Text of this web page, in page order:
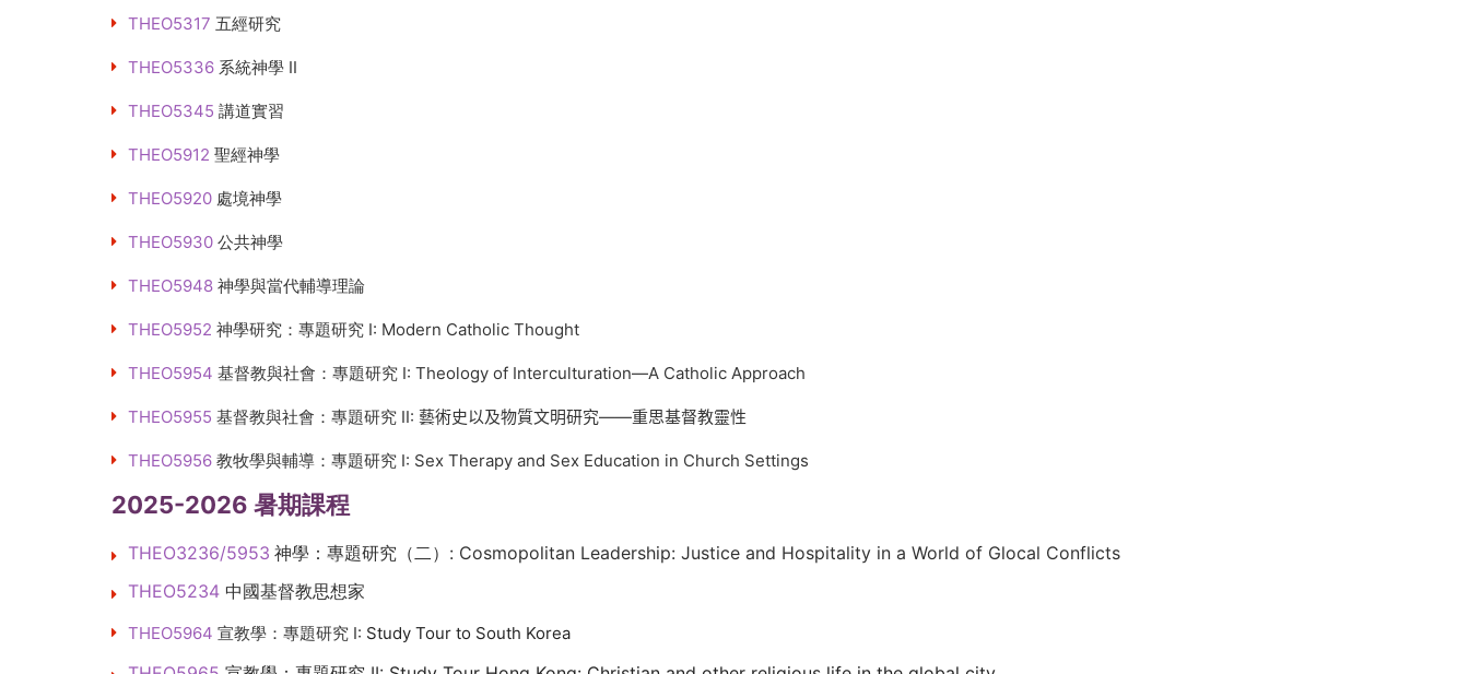
THEO5317 五經研究
THEO5336 系統神學 II
THEO5345 講道實習
THEO5912 聖經神學
THEO5920 處境神學
THEO5930 公共神學
THEO5948 神學與當代輔導理論
THEO5952 神學研究：專題研究 I: Modern Catholic Thought
THEO5954 基督教與社會：專題研究 I: Theology of Interculturation—A Catholic Approach
THEO5955 基督教與社會：專題研究 II: 藝術史以及物質文明研究——重思基督教靈性
THEO5956 教牧學與輔導：專題研究 I: Sex Therapy and Sex Education in Church Settings
2025-2026 暑期課程
THEO3236/5953 神學：專題研究（二）: Cosmopolitan Leadership: Justice and Hospitality in a World of Glocal Conflicts
THEO5234 中國基督教思想家
THEO5964 宣教學：專題研究 I: Study Tour to South Korea